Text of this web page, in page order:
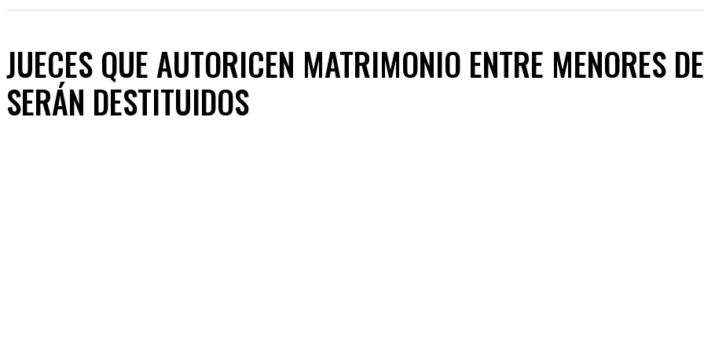
JUECES QUE AUTORICEN MATRIMONIO ENTRE MENORES
SERÁN DESTITUIDOS